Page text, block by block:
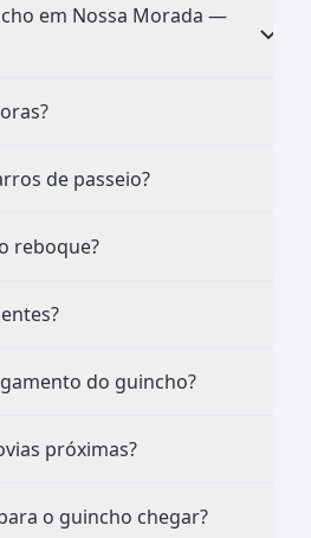
em Nossa Morada —
de passeio?
reboque?
do guincho?
próximas?
o guincho chegar?